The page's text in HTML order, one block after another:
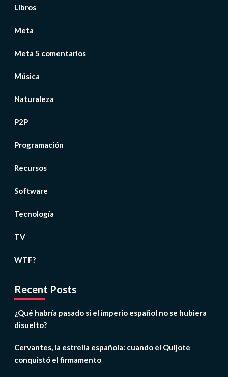
Libros
Meta
Meta 5 comentarios
Música
Naturaleza
P2P
Programación
Recursos
Software
Tecnología
TV
WTF?
Recent Posts
¿Qué habría pasado si el imperio español no se hubiera
disuelto?
Cervantes, la estrella española: cuando el Quijote
conquistó el firmamento